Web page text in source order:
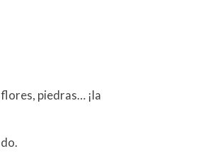
piedras… ¡la